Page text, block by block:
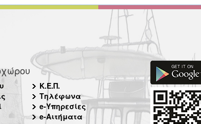
Κ.Ε.Π.
Τηλέφωνα
e-Υπηρεσίες
e-Αιτήματα